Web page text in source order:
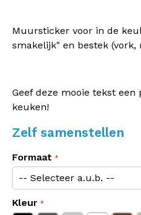
Muursticker voor in de
smakelijk" en bestek (vork,
Geef deze mooie tekst
keuken!
Zelf samenstellen
Formaat
Kleur